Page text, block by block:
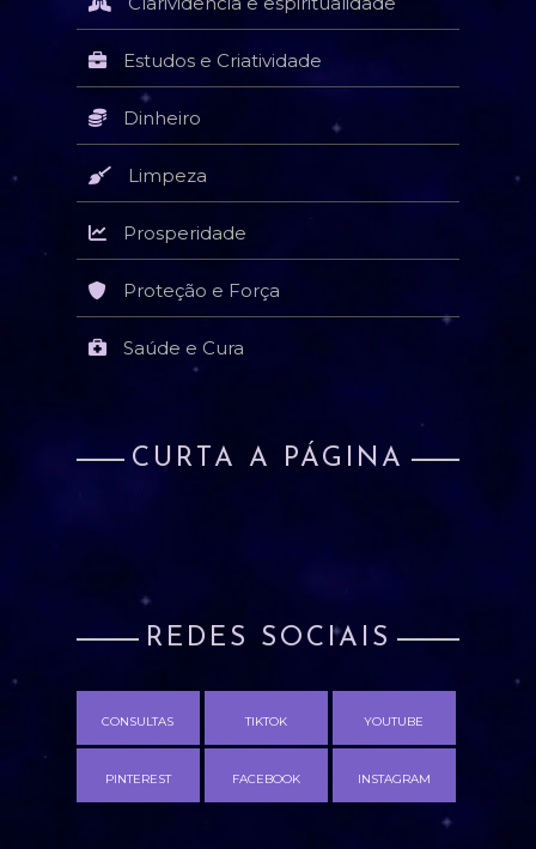
Estudos e Criatividade
Dinheiro
Limpeza
Prosperidade
Proteção e Força
Saúde e Cura
CURTA A PÁGINA
REDES SOCIAIS
CONSULTAS TIKTOK YOUTUBE
PINTEREST FACEBOOK INSTAGRAM